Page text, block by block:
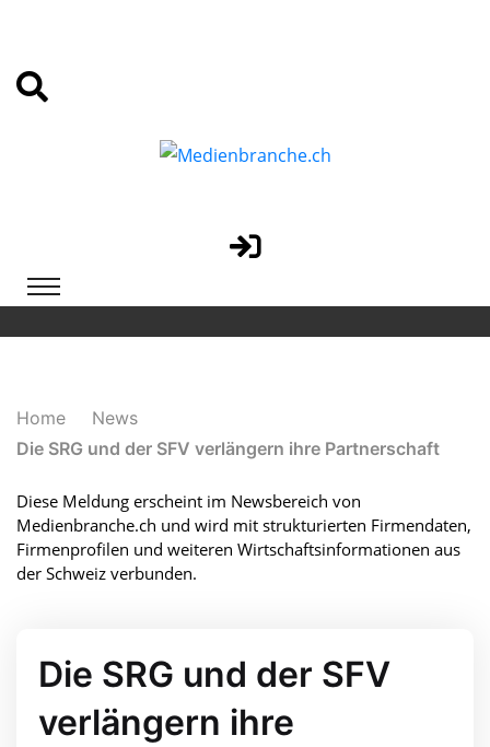
Home
News
Die SRG und der SFV verlängern ihre Partnerschaft
Diese Meldung erscheint im Newsbereich von
Medienbranche.ch und wird mit strukturierten Firmendaten,
Firmenprofilen und weiteren Wirtschaftsinformationen aus
der Schweiz verbunden.
Die SRG und der SFV
verlängern ihre